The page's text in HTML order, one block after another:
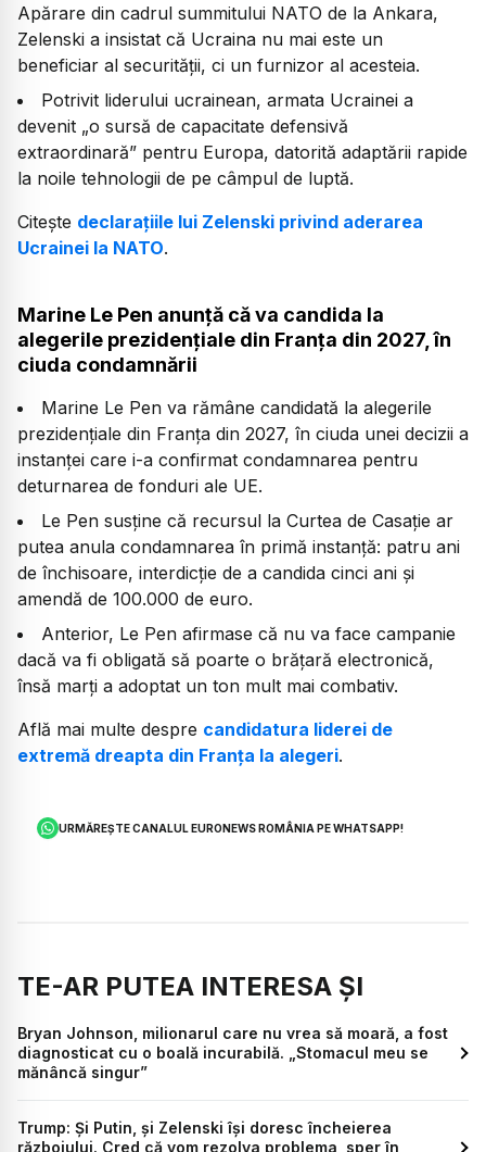
Apărare din cadrul summitului NATO de la Ankara,
Zelenski a insistat că Ucraina nu mai este un
beneficiar al securității, ci un furnizor al acesteia.
Potrivit liderului ucrainean, armata Ucrainei a
devenit „o sursă de capacitate defensivă
extraordinară” pentru Europa, datorită adaptării rapide
la noile tehnologii de pe câmpul de luptă.
Citește declarațiile lui Zelenski privind aderarea
Ucrainei la NATO.
Marine Le Pen anunță că va candida la
alegerile prezidențiale din Franța din 2027, în
ciuda condamnării
Marine Le Pen va rămâne candidată la alegerile
prezidențiale din Franța din 2027, în ciuda unei decizii a
instanței care i-a confirmat condamnarea pentru
deturnarea de fonduri ale UE.
Le Pen susține că recursul la Curtea de Casație ar
putea anula condamnarea în primă instanță: patru ani
de închisoare, interdicție de a candida cinci ani și
amendă de 100.000 de euro.
Anterior, Le Pen afirmase că nu va face campanie
dacă va fi obligată să poarte o brățară electronică,
însă marți a adoptat un ton mult mai combativ.
Află mai multe despre candidatura liderei de
extremă dreapta din Franța la alegeri.
URMĂREȘTE CANALUL EURONEWS ROMÂNIA PE WHATSAPP!
TE-AR PUTEA INTERESA ȘI
Bryan Johnson, milionarul care nu vrea să moară, a fost
diagnosticat cu o boală incurabilă. „Stomacul meu se
mănâncă singur”
Trump: Și Putin, și Zelenski își doresc încheierea
războiului. Cred că vom rezolva problema, sper în